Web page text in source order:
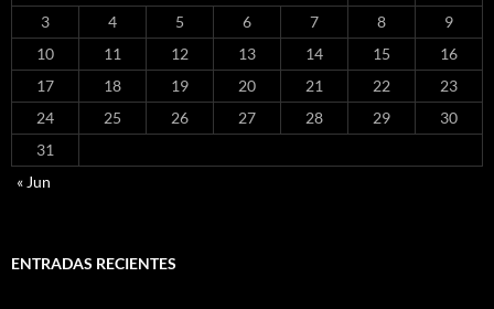
3
4 5 6 7 8
9
10
11 12 13 14 15
16
17
18 19 20 21 22
23
24
25 26 27 28 29
30
31
« Jun
ENTRADAS RECIENTES